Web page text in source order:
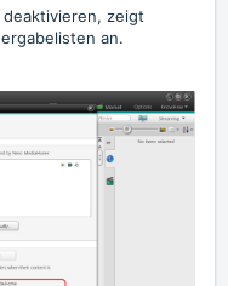
deaktivieren, zeigt
an.